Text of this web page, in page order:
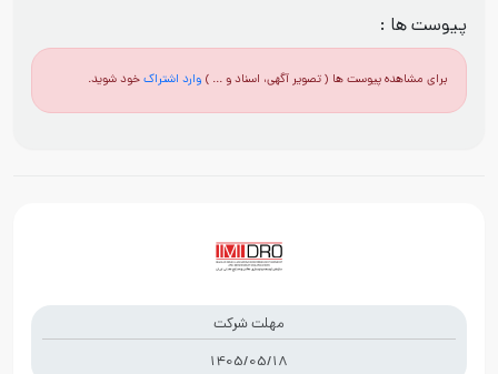
پیوست ها :
برای مشاهده پیوست ها ( تصویر آگهی، اسناد و ... ) وارد اشتراکخود شوید.
مهلت شرکت
1405/05/18